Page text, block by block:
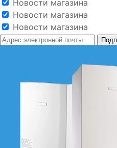
Новости магазина
Новости магазина
Новости магазина